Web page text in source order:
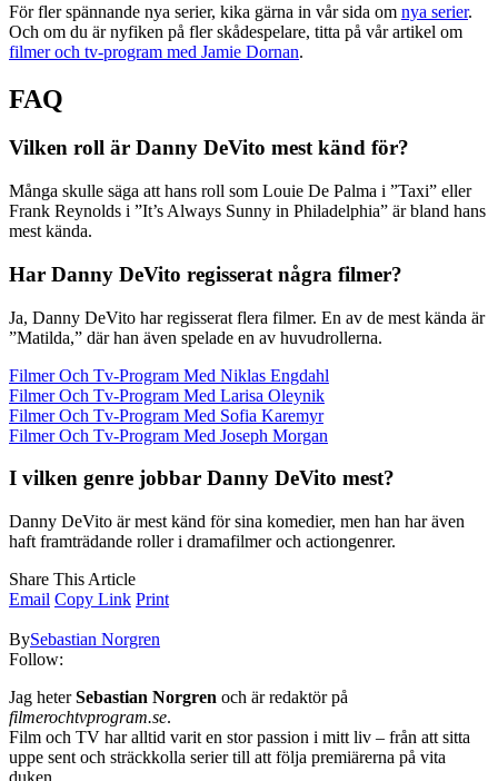
För fler spännande nya serier, kika gärna in vår sida om nya serier.
Och om du är nyfiken på fler skådespelare, titta på vår artikel om
filmer och tv-program med Jamie Dornan.
FAQ
Vilken roll är Danny DeVito mest känd för?
Många skulle säga att hans roll som Louie De Palma i ”Taxi” eller
Frank Reynolds i ”It’s Always Sunny in Philadelphia” är bland hans
mest kända.
Har Danny DeVito regisserat några filmer?
Ja, Danny DeVito har regisserat flera filmer. En av de mest kända är
”Matilda,” där han även spelade en av huvudrollerna.
Filmer Och Tv-Program Med Niklas Engdahl
Filmer Och Tv-Program Med Larisa Oleynik
Filmer Och Tv-Program Med Sofia Karemyr
Filmer Och Tv-Program Med Joseph Morgan
I vilken genre jobbar Danny DeVito mest?
Danny DeVito är mest känd för sina komedier, men han har även
haft framträdande roller i dramafilmer och actiongenrer.
Share This Article
Email Copy Link Print
BySebastian Norgren
Follow:
Jag heterSebastian Norgren och är redaktör på
filmerochtvprogram.se.
Film och TV har alltid varit en stor passion i mitt liv – från att sitta
uppe sent och sträckkolla serier till att följa premiärerna på vita
duken.